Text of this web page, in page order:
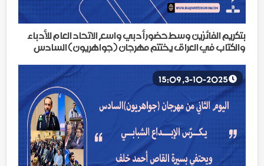
بتكريم الفائزين وسط حضور أدبي واسع الاتحاد العام للأدباء
والكتّاب في العراق يختتم مهرجان (جواهريون) السادس